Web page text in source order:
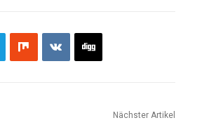
Nächster Artikel